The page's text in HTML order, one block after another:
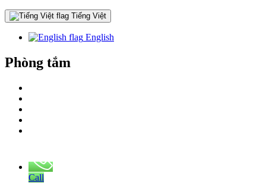
Tiếng Việt
English
Phòng tắm
Call